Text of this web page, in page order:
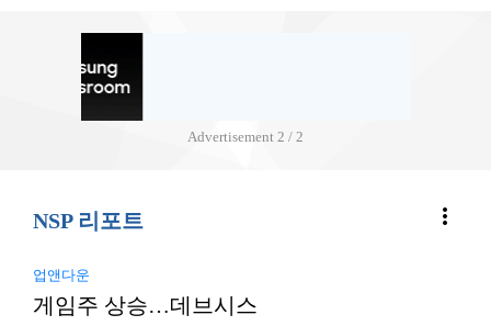
Advertisement 2 / 2
NSP 리포트 more_vert
업앤다운
게임주 상승…데브시스